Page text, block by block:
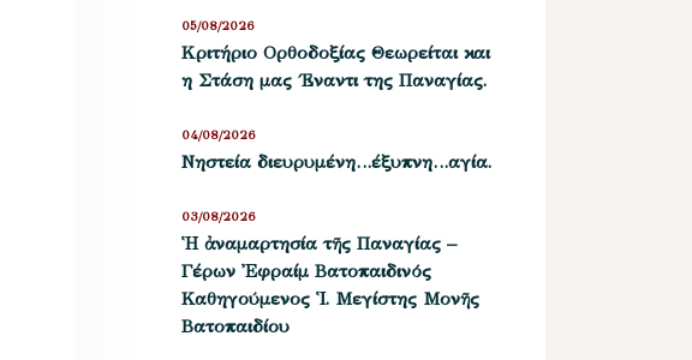
Kριτήριο Oρθοδοξίας Θεωρείται και
η Στάση μας ΄Εναντι της Παναγίας.
05/08/2026
Νηστεία διευρυμένη…έξυπνη…αγία.
04/08/2026
Ἡ ἀναμαρτησία τῆς Παναγίας –
Γέρων Ἐφραίμ Βατοπαιδινός
Καθηγούμενος Ἱ. Μεγίστης Μονῆς
Βατοπαιδίου
03/08/2026